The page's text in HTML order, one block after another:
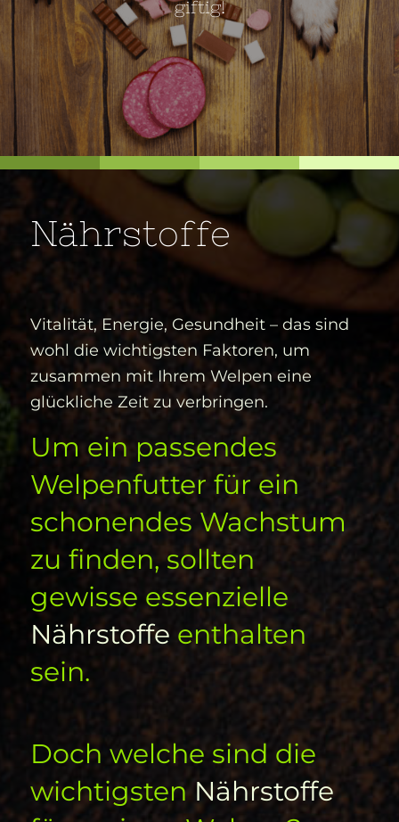
giftig!
Nährstoffe
Vitalität, Energie, Gesundheit – das sind
wohl die wichtigsten Faktoren, um
zusammen mit Ihrem Welpen eine
glückliche Zeit zu verbringen.
Um ein passendes
Welpenfutter für ein
schonendes Wachstum
zu finden, sollten
gewisse essenzielle
Nährstoffe enthalten
sein.
Doch welche sind die
wichtigstenNährstoffe